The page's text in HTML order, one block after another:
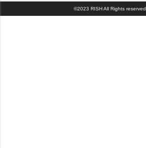
©2023 RISH All Rights reserved.